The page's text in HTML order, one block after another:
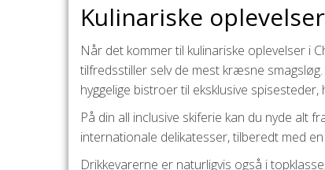
Kulinariske
Når det kommer til kulinariske oplevelser i
tilfredsstiller selv de mest kræsne
hyggelige bistroer til eksklusive
På din all inclusive skiferie kan du nyde alt
internationale delikatesser, tilberedt med
Drikkevarerne er naturligvis også i